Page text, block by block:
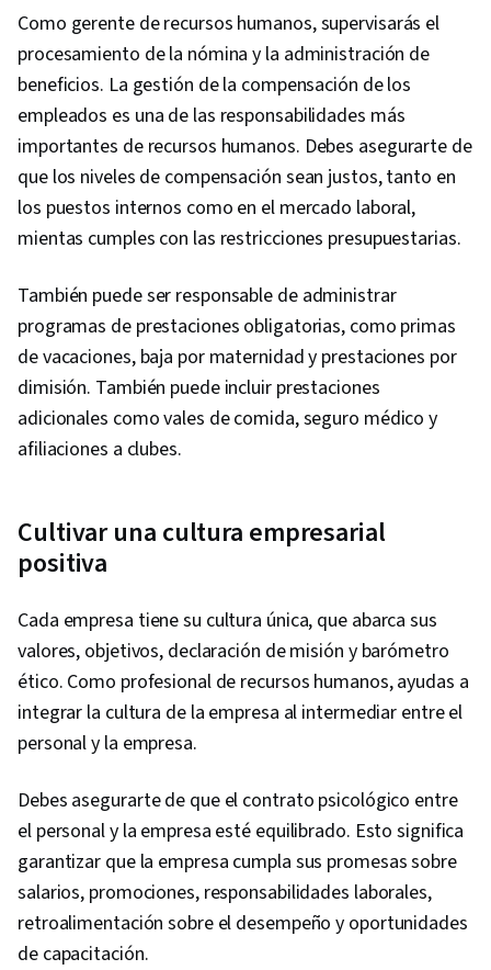
Como gerente de recursos humanos, supervisarás el
procesamiento de la nómina y la administración de
beneficios. La gestión de la compensación de los
empleados es una de las responsabilidades más
importantes de recursos humanos. Debes asegurarte de
que los niveles de compensación sean justos, tanto en
los puestos internos como en el mercado laboral,
mientas cumples con las restricciones presupuestarias.
También puede ser responsable de administrar
programas de prestaciones obligatorias, como primas
de vacaciones, baja por maternidad y prestaciones por
dimisión. También puede incluir prestaciones
adicionales como vales de comida, seguro médico y
afiliaciones a clubes.
Cultivar una cultura empresarial
positiva
Cada empresa tiene su cultura única, que abarca sus
valores, objetivos, declaración de misión y barómetro
ético. Como profesional de recursos humanos, ayudas a
integrar la cultura de la empresa al intermediar entre el
personal y la empresa.
Debes asegurarte de que el contrato psicológico entre
el personal y la empresa esté equilibrado. Esto significa
garantizar que la empresa cumpla sus promesas sobre
salarios, promociones, responsabilidades laborales,
retroalimentación sobre el desempeño y oportunidades
de capacitación.